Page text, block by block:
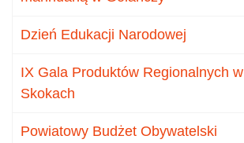
Dzień Edukacji Narodowej
IX Gala Produktów Regionalnych w
Skokach
Powiatowy Budżet Obywatelski